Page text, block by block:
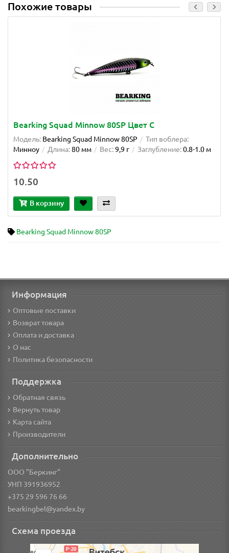
Похожие товары
Bearking Squad Minnow 80SP Цвет C
Модель: Bearking Squad Minnow 80SP
Тип воблера:
Минноу
Длина:80 мм Вес:9,9 г Заглубление:0.8-1.0 м
10.50
В корзину
Bearking Squad Minnow 80SP
Информация
Оптовые поставки
Возврат товара
Оплата и доставка
О нас
Политика безопасности
Поддержка
Обратная связь
Вернуть товар
Карта сайта
Производители
Дополнительно
ООО "Беркинг"
УНП 391936952
+375 29 596 76 66
bearkingbel@yandex.by
Схема проезда